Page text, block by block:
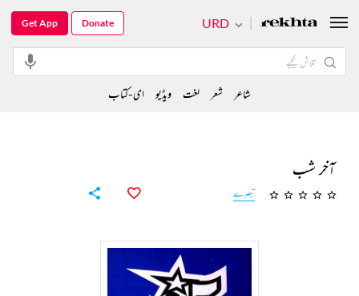
آخر شب
تبصرے
URD
Get App Donate
شاعر شعر لغت ویڈیو ای-کتاب